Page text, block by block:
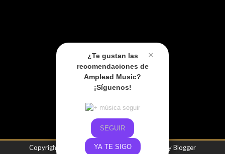
×
¿Te gustan las
recomendaciones de
Amplead Music?
¡Síguenos!
SEGUIR
YA TE SIGO
Copyright © Amplead Music| Powered byBlogger